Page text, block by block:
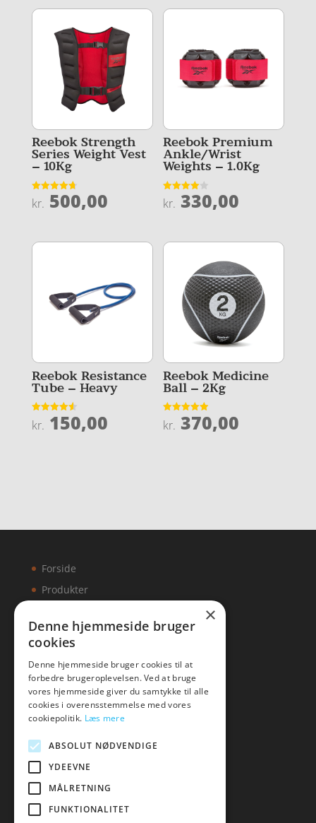
Reebok Strength
Series Weight Vest
– 10Kg
Vurderet
4.7
kr. 500,00
Reebok Premium
Ankle/Wrist
Weights – 1.0Kg
Vurderet
4
kr. 330,00
Reebok Resistance
Tube – Heavy
Vurderet
4.6
kr. 150,00
Reebok Medicine
Ball – 2Kg
Vurderet
4.9
kr. 370,00
Forside
Produkter
Artikler
Malawigruppen
Mail:hej@malawigruppen.dk
×
Denne hjemmeside bruger
cookies
Denne hjemmeside bruger cookies til at
forbedre brugeroplevelsen. Ved at bruge
vores hjemmeside giver du samtykke til alle
cookies i overensstemmelse med vores
cookiepolitik. Læs mere
ABSOLUT NØDVENDIGE
YDEEVNE
MÅLRETNING
FUNKTIONALITET